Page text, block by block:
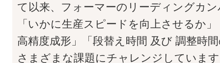
て以来、フォーマーのリーディングカ
「いかに生産スピードを向上させるか
高精度成形」「段替え時間 及び 調整時
さまざまな課題にチャレンジしていま